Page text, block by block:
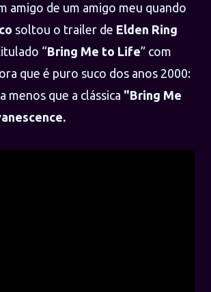
amigo de um amigo meu quando
soltou o trailer de Elden Ring
“Bring Me to Life” com
que é puro suco dos anos 2000:
menos que a clássica "Bring Me